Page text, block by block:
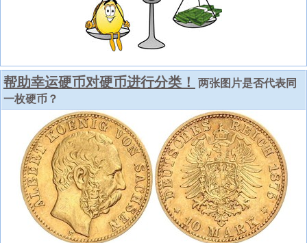
帮助幸运硬币对硬币进行分类！
两张图片是否代表同
一枚硬币？